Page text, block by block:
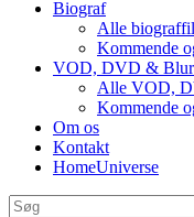
Biograf
Alle
Kommende
VOD, DVD &
Alle VOD,
Kommende
Om os
Kontakt
HomeUniverse